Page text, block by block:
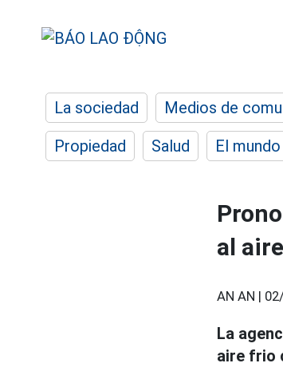
La sociedad Medios de
Propiedad
Salud El mundo
al
AN AN |
La
aire frio